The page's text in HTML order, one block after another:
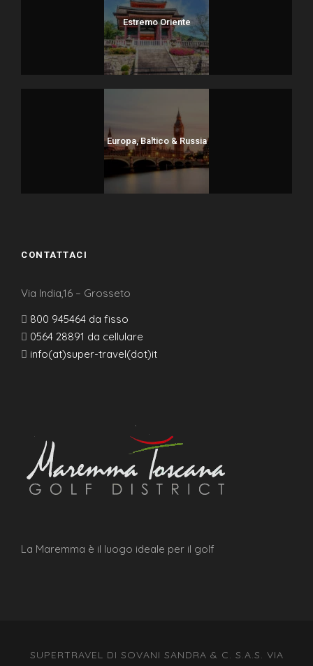
Estremo Oriente
Europa, Baltico & Russia
CONTATTACI
Via India,16 – Grosseto
800 945464 da fisso
0564 28891 da cellulare
info(at)super-travel(dot)it
La Maremma è il luogo ideale per il golf
SUPERTRAVEL DI SOVANI SANDRA & C. S.A.S. VIA